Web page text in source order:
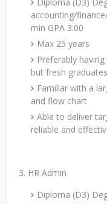
accounting/
min GPA 3.00
Max 25 years
Preferably
but fresh
Familiar with a
and flow chart
Able to deliver
reliable and
3. HR Admin
Diploma (D3)